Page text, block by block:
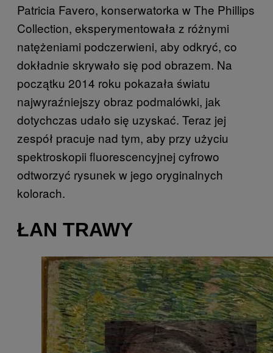
Patricia Favero, konserwatorka w The Phillips
Collection, eksperymentowała z różnymi
natężeniami podczerwieni, aby odkryć, co
dokładnie skrywało się pod obrazem. Na
początku 2014 roku pokazała światu
najwyraźniejszy obraz podmalówki, jak
dotychczas udało się uzyskać. Teraz jej
zespół pracuje nad tym, aby przy użyciu
spektroskopii fluorescencyjnej cyfrowo
odtworzyć rysunek w jego oryginalnych
kolorach.
ŁAN TRAWY